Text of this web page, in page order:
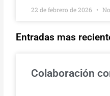
22 de febrero de 2026
Entradas mas
Colaboración